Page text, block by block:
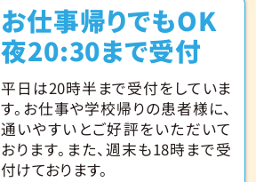
お仕事帰りでもOK
夜20:30まで受付
平日は20時半まで受付をしていま
す。お仕事や学校帰りの患者様に、
通いやすいとご好評をいただいて
おります。また、週末も18時まで受
付けております。